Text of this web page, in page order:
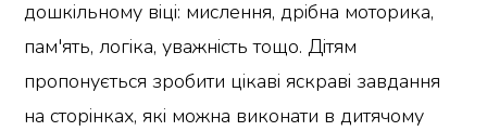
дошкільному віці: мислення, дрібна моторика,
пам'ять, логіка, уважність тощо. Дітям
пропонується зробити цікаві яскраві завдання
на сторінках, які можна виконати в дитячому